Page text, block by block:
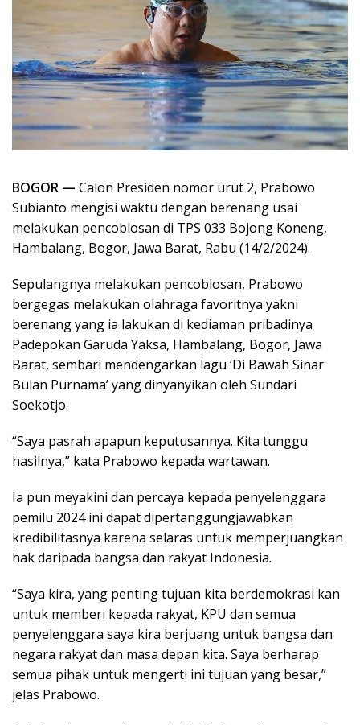
BOGOR — Calon Presiden nomor urut 2, Prabowo
Subianto mengisi waktu dengan berenang usai
melakukan pencoblosan di TPS 033 Bojong Koneng,
Hambalang, Bogor, Jawa Barat, Rabu (14/2/2024).
Sepulangnya melakukan pencoblosan, Prabowo
bergegas melakukan olahraga favoritnya yakni
berenang yang ia lakukan di kediaman pribadinya
Padepokan Garuda Yaksa, Hambalang, Bogor, Jawa
Barat, sembari mendengarkan lagu ‘Di Bawah Sinar
Bulan Purnama’ yang dinyanyikan oleh Sundari
Soekotjo.
“Saya pasrah apapun keputusannya. Kita tunggu
hasilnya,” kata Prabowo kepada wartawan.
Ia pun meyakini dan percaya kepada penyelenggara
pemilu 2024 ini dapat dipertanggungjawabkan
kredibilitasnya karena selaras untuk memperjuangkan
hak daripada bangsa dan rakyat Indonesia.
“Saya kira, yang penting tujuan kita berdemokrasi kan
untuk memberi kepada rakyat, KPU dan semua
penyelenggara saya kira berjuang untuk bangsa dan
negara rakyat dan masa depan kita. Saya berharap
semua pihak untuk mengerti ini tujuan yang besar,”
jelas Prabowo.